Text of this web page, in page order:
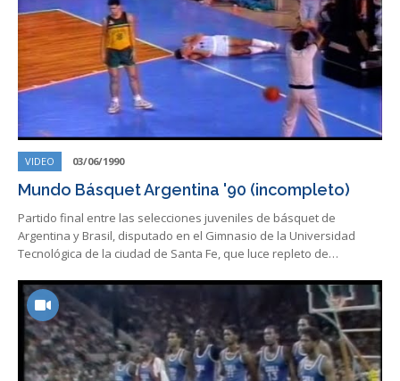
VIDEO 03/06/1990
Mundo Básquet Argentina '90 (incompleto)
Partido final entre las selecciones juveniles de básquet de
Argentina y Brasil, disputado en el Gimnasio de la Universidad
Tecnológica de la ciudad de Santa Fe, que luce repleto de…